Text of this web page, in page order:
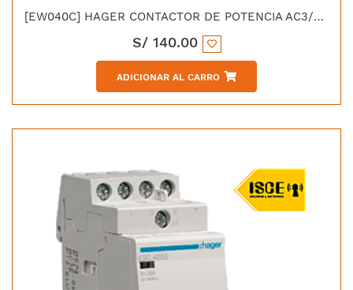
[EW040C] HAGER CONTACTOR DE POTENCIA AC3/380V 40 AMP 1NA+1NC BOBINA 220V 50/60HZ UL CE IEC-60947-4-1
S/ 140.00
ADICIONAR AL CARRO